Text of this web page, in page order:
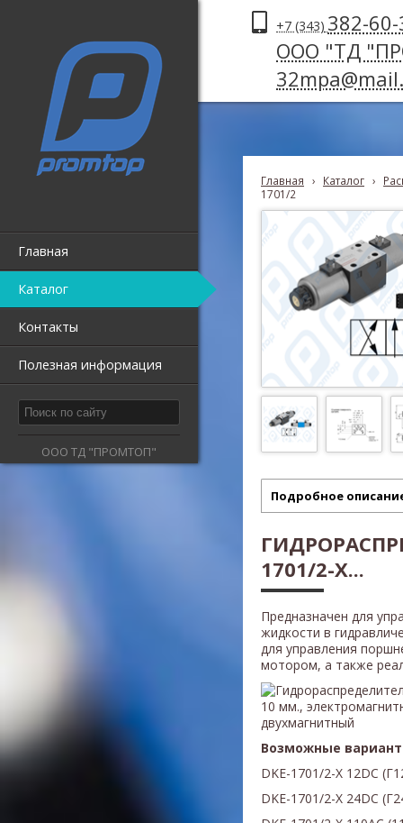
Главная
Каталог
Контакты
Полезная информация
ООО ТД "ПРОМТОП"
+7 (343) 382-
ООО "ТД
Главная › Каталог ›
1701/2
Подробное
1701/2-X...
Предназначен для
жидкости в
для управления
мотором, а также
Возможные
DKE-1701/2-X 12DС
DKE-1701/2-X 24DС